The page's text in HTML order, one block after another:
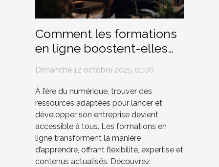
Comment les formations
en ligne boostent-elles
l'entrepreneuriat ?
Dimanche 12 octobre 2025 01:06
À l’ère du numérique, trouver des
ressources adaptées pour lancer et
développer son entreprise devient
accessible à tous. Les formations en
ligne transforment la manière
d’apprendre, offrant flexibilité, expertise et
contenus actualisés. Découvrez